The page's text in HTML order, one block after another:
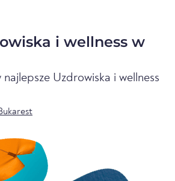
i wellness w
najlepsze Uzdrowiska i wellness